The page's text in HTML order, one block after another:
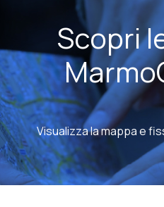
Scopri
Visualizza la mappa e